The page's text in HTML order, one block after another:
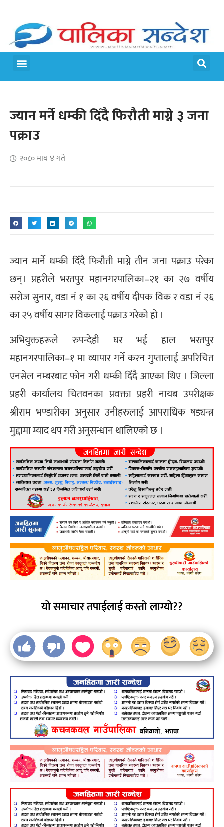
ज्यान मर्ने धम्की दिँदै फिरौती माग्ने ३ जना
पक्राउ
२०८० माघ ४ गते
ज्यान मार्ने धम्की दिँदै फिरौती माग्ने तीन जना पक्राउ परेका
छन्। प्रहरीले भरतपुर महानगरपालिका–२१ का २७ वर्षीय
सरोज सुनार, वडा नं १ का २६ वर्षीय दीपक विक र वडा नं २६
का २५ वर्षीय सागर विकलाई पक्राउ गरेको हो ।
अभियुक्तहरूले रुपन्देही घर भई हाल भरतपुर
महानगरपालिका–१ मा व्यापार गर्ने करन गुप्तालाई अपरिचित
एनसेल नम्बरबाट फोन गरी धम्की दिँदै आएका थिए । जिल्ला
प्रहरी कार्यालय चितवनका प्रवक्ता प्रहरी नायब उपरीक्षक
श्रीराम भण्डारीका अनुसार उनीहरुलाई आपराधिक षड्यन्त्र
मुद्दामा म्याद थप गरी अनुसन्धान थालिएको छ ।
यो समाचार तपाईलाई कस्तो लाग्यो??